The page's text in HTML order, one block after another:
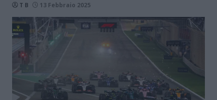
T B 13 Febbraio 2025